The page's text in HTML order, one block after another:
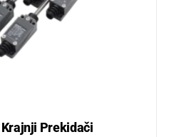
Prekidači